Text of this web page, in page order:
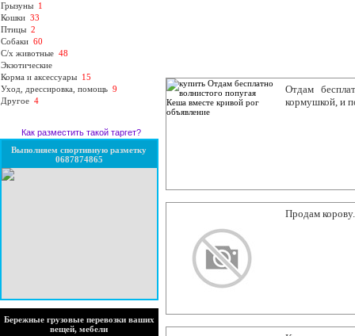
Грызуны 1
Кошки 33
Птицы 2
Собаки 60
С/х животные 48
Экзотические
Корма и аксессуары 15
Уход, дрессировка, помощь 9
Другое 4
Как разместить такой таргет?
Выполняем спортивную разметку
0687874865
Бережные грузовые перевозки ваших
вещей, мебели
Отдам
кормушкой, и
Продам